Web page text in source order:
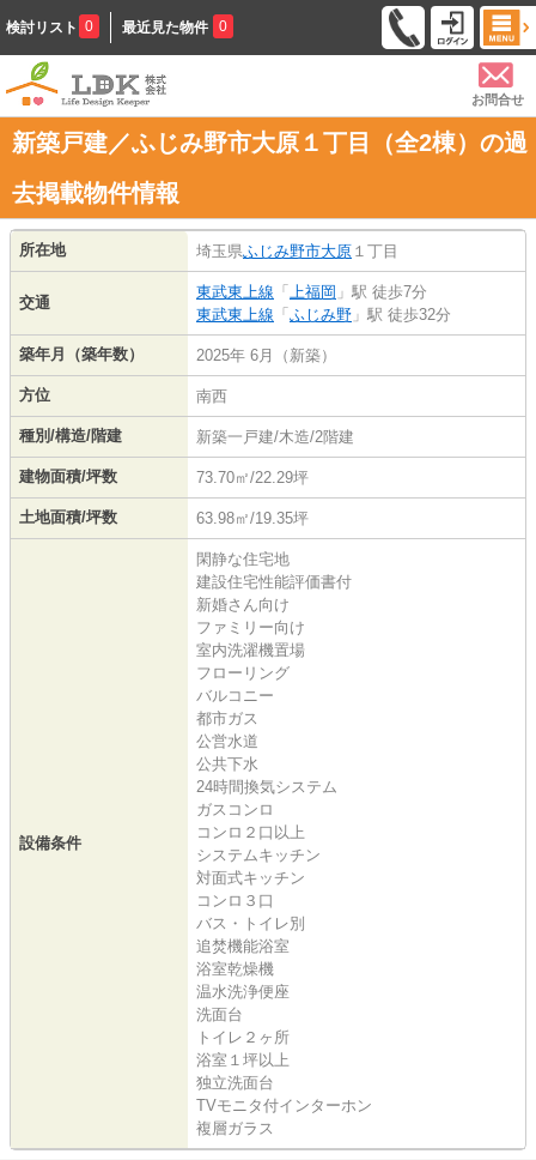
検討リスト 0 最近見た物件 0
お問合せ
新築戸建／ふじみ野市大原１丁目（全2棟）の過
去掲載物件情報
所在地 埼玉県ふじみ野市大原 １丁目
交通
東武東上線 「 上福岡 」駅 徒歩7分
東武東上線 「 ふじみ野 」駅 徒歩32分
築年月（築年数） 2025年 6月（新築）
方位 南西
種別/構造/階建 新築一戸建/木造/2階建
建物面積/坪数 73.70㎡/22.29坪
土地面積/坪数 63.98㎡/19.35坪
設備条件
閑静な住宅地
建設住宅性能評価書付
新婚さん向け
ファミリー向け
室内洗濯機置場
フローリング
バルコニー
都市ガス
公営水道
公共下水
24時間換気システム
ガスコンロ
コンロ２口以上
システムキッチン
対面式キッチン
コンロ３口
バス・トイレ別
追焚機能浴室
浴室乾燥機
温水洗浄便座
洗面台
トイレ２ヶ所
浴室１坪以上
独立洗面台
TVモニタ付インターホン
複層ガラス